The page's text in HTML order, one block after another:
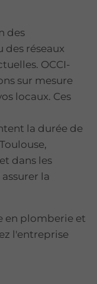
des
des réseaux
OCCI-
sur mesure
locaux. Ces
la durée de
dans les
la
en plomberie et
l'entreprise